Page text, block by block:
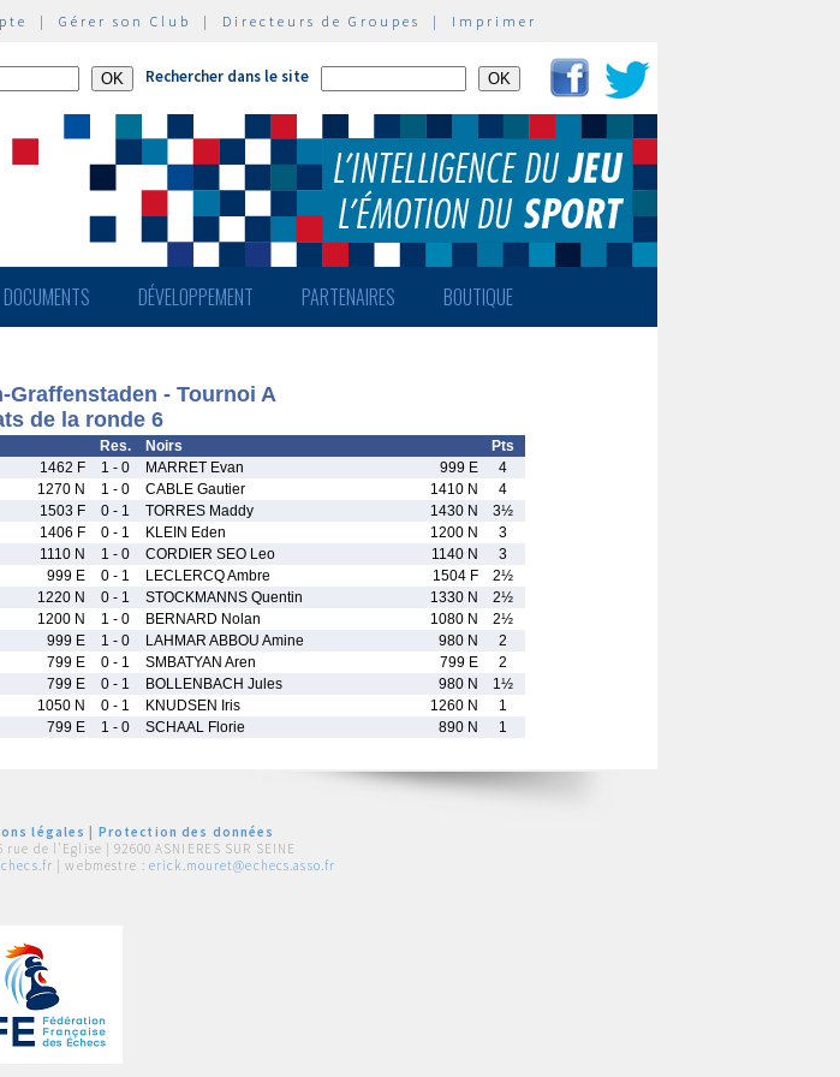
| Gérer son Club | Directeurs de Groupes | Imprimer
Rechercher dans le site
DOCUMENTS DÉVELOPPEMENT PARTENAIRES BOUTIQUE
Graffenstaden - Tournoi A
de la ronde 6
Res. Noirs
Pts
1462 F 1 - 0 MARRET Evan 999 E
4
1270 N 1 - 0 CABLE Gautier 1410 N
4
1503 F 0 - 1 TORRES Maddy 1430 N
3½
1406 F 0 - 1 KLEIN Eden 1200 N
3
1110 N 1 - 0 CORDIER SEO Leo 1140 N
3
999 E 0 - 1 LECLERCQ Ambre 1504 F
2½
1220 N 0 - 1 STOCKMANNS Quentin 1330 N
2½
1200 N 1 - 0 BERNARD Nolan 1080 N
2½
999 E 1 - 0 LAHMAR ABBOU Amine 980 N
2
799 E 0 - 1 SMBATYAN Aren 799 E
2
799 E 0 - 1 BOLLENBACH Jules 980 N
1½
1050 N 0 - 1 KNUDSEN Iris 1260 N
1
799 E 1 - 0 SCHAAL Florie 890 N 1
légales
Protection des données
rue de l'Eglise | 92600 ASNIERES SUR SEINE
| webmestre : erick.mouret@echecs.asso.fr